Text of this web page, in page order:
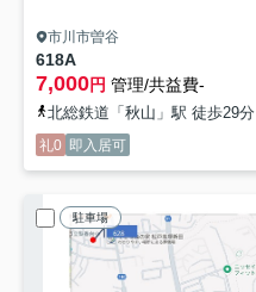
市川市曽谷
618A
7,000円 管理/共益費-
北総鉄道「秋山」駅 徒歩29分
礼0 即入居可
駐車場